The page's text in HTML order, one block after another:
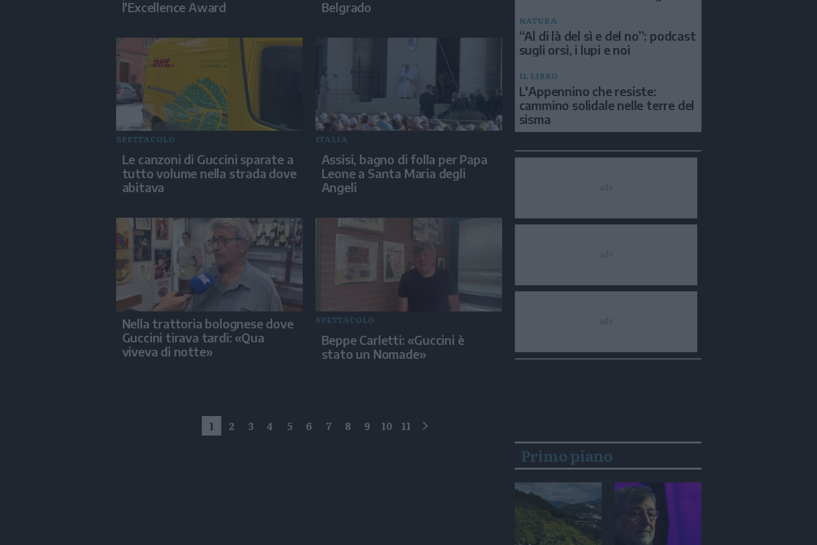
l'Excellence Award
Belgrado
SPETTACOLO
Le canzoni di Guccini sparate a
tutto volume nella strada dove
abitava
ITALIA
Assisi, bagno di folla per Papa
Leone a Santa Maria degli
Angeli
Nella trattoria bolognese dove
Guccini tirava tardi: «Qua
viveva di notte»
SPETTACOLO
Beppe Carletti: «Guccini è
stato un Nomade»
1 2 3 4 5 6 7 8 9 10 11
NATURA
“Al di là del sì e del no”: podcast
sugli orsi, i lupi e noi
IL LIBRO
L'Appennino che resiste:
cammino solidale nelle terre del
sisma
Primo piano